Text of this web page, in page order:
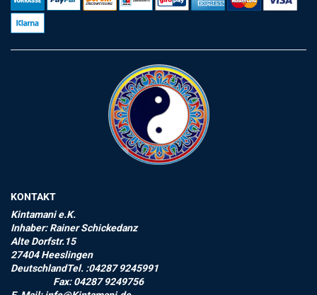
KONTAKT
Kintamani e.K.
Inhaber: Rainer Schickedanz
Alte Dorfstr.15
27404 Heeslingen
DeutschlandTel. :04287 9245991
Fax: 04287 9249756